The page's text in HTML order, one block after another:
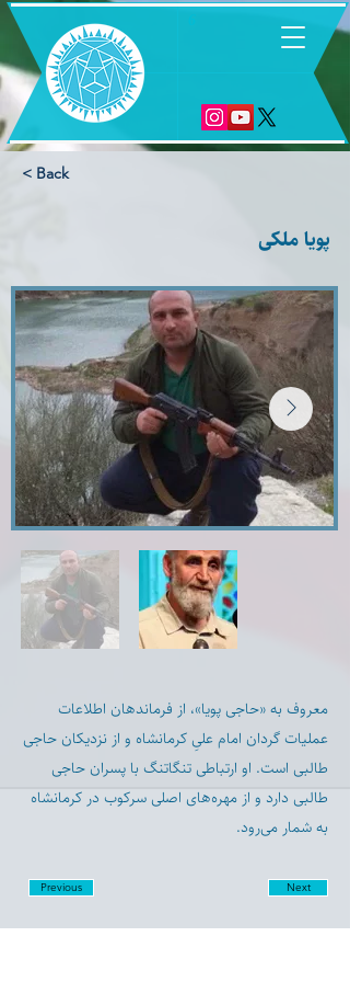
< Back
پویا ملکی
معروف به «حاجی پویا»، از فرماندهان اطلاعات
عملیات گردان امام علیِ کرمانشاه و از نزدیکان حاجی
طالبی است. او ارتباطی تنگاتنگ با پسران حاجی
طالبی دارد و از مهره‌های اصلی سرکوب در کرمانشاه
به شمار می‌رود.
Previous Next